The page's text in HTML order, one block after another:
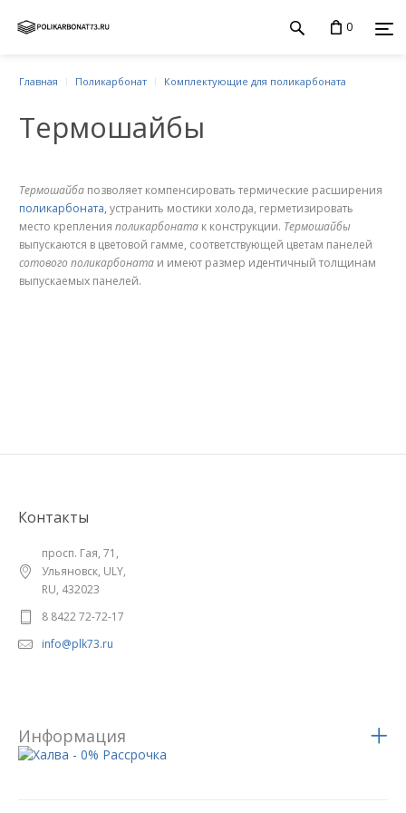
0
Главная Поликарбонат Комплектующие для поликарбоната
Термошайбы
Термошайба позволяет компенсировать термические расширения
поликарбоната, устранить мостики холода, герметизировать
место крепления поликарбоната к конструкции. Термошайбы
выпускаются в цветовой гамме, соответствующей цветам панелей
сотового поликарбоната и имеют размер идентичный толщинам
выпускаемых панелей.
Контакты
просп. Гая, 71,
Ульяновск, ULY,
RU, 432023
8 8422 72-72-17
info@plk73.ru
Информация